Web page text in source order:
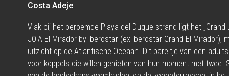
Costa Adeje
Vlak bij het beroemde Playa del Duque strand ligt het „Grand
JOIA El Mirador by Iberostar (ex Iberostar Grand El Mirador),
uitzicht op de Atlantische Oceaan. Dit pareltje van een
voor koppels die willen genieten van hun moment met twee.